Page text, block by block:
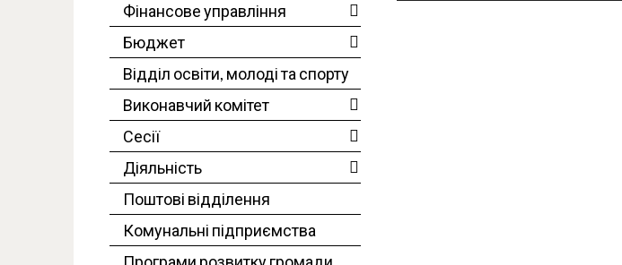
Фінансове управління
Бюджет
Відділ освіти, молоді та спорту
Виконавчий комітет
Сесії
Діяльність
Поштові відділення
Комунальні підприємства